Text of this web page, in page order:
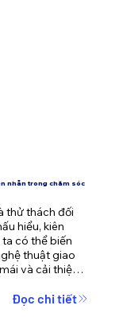
nhẫn trong chăm sóc
thử thách đối
hiểu, kiên
có thể biến
thuật giao
và cải thiện
Đọc chi tiết